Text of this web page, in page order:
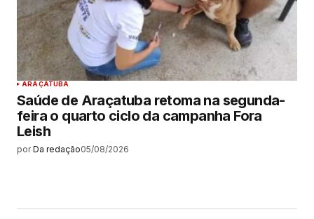
ARAÇATUBA
Saúde de Araçatuba retoma na segunda-
feira o quarto ciclo da campanha Fora
Leish
por Da redação05/08/2026